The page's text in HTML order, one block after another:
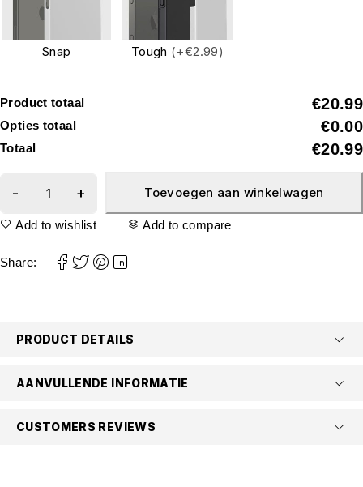
Snap Tough (+€2.99)
Product totaal €20.99
Opties totaal €0.00
Totaal €20.99
Toevoegen aan winkelwagen
Add to wishlist Add to compare
Share:
PRODUCT DETAILS
AANVULLENDE INFORMATIE
CUSTOMERS REVIEWS